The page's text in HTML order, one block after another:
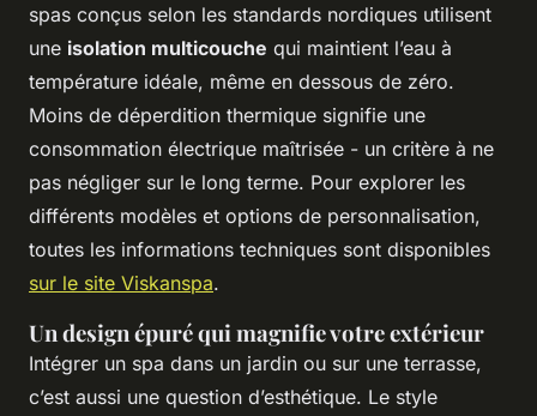
spas conçus selon les standards nordiques utilisent
une isolation multicouche qui maintient l’eau à
température idéale, même en dessous de zéro.
Moins de déperdition thermique signifie une
consommation électrique maîtrisée - un critère à ne
pas négliger sur le long terme. Pour explorer les
différents modèles et options de personnalisation,
toutes les informations techniques sont disponibles
sur le site Viskanspa.
Un design épuré qui magnifie votre extérieur
Intégrer un spa dans un jardin ou sur une terrasse,
c’est aussi une question d’esthétique. Le style